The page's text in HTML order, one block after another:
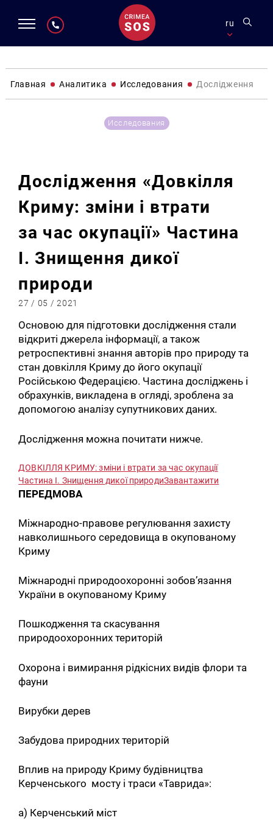
ru
Главная Аналитика Исследования Дослідження
Исследования
Дослідження «Довкілля
Криму: зміни і втрати
за час окупації» Частина
І. Знищення дикої
природи
27 / 05 / 2021
Основою для підготовки дослідження стали
відкриті джерела інформації, а також
ретроспективні знання авторів про природу та
стан довкілля Криму до його окупації
Російською Федерацією. Частина досліджень і
обрахунків, викладена в огляді, зроблена за
допомогою аналізу супутникових даних.
Дослідження можна почитати нижче.
ДОВКІЛЛЯ КРИМУ: зміни і втрати за час окупації
Частина І. Знищення дикої природиЗавантажити
ПЕРЕДМОВА
Міжнародно-правове регулювання захисту
навколишнього середовища в окупованому
Криму
Міжнародні природоохоронні зобов’язання
України в окупованому Криму
Пошкодження та скасування
природоохоронних територій
Охорона і вимирання рідкісних видів флори та
фауни
Вирубки дерев
Забудова природних територій
Вплив на природу Криму будівництва
Керченського мосту і траси «Таврида»:
а) Керченський міст